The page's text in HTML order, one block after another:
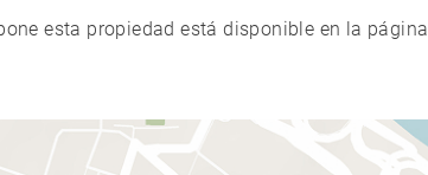
esta propiedad está disponible en la página